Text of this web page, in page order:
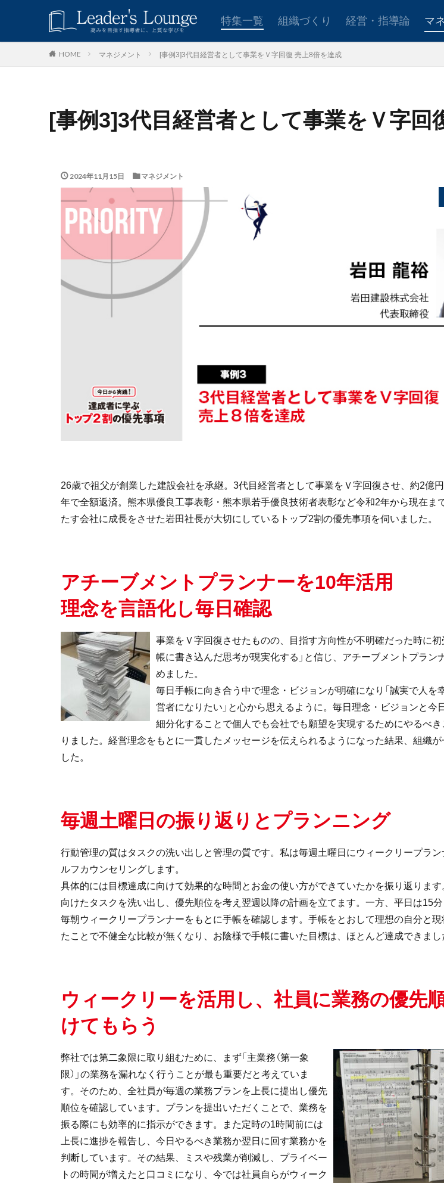
特集一覧 組織づくり 経営・指導論 マ
HOME マネジメント [事例3]3代目経営者として事業をＶ字回復 売上8倍を達成
[事例3]3代目経営者として事業をＶ字回
2024年11月15日 マネジメント
26歳で祖父が創業した建設会社を承継。3代目経営者として事業をＶ字回復させ、約2億
年で全額返済。熊本県優良工事表彰・熊本県若手優良技術者表彰など令和2年から現在ま
たす会社に成長をさせた岩田社長が大切にしているトップ2割の優先事項を伺いました。
アチーブメントプランナーを10年活用
理念を言語化し毎日確認
事業をＶ字回復させたものの、目指す方向性が不明確だった時に初
帳に書き込んだ思考が現実化する」と信じ、アチーブメントプラン
めました。
毎日手帳に向き合う中で理念・ビジョンが明確になり「誠実で人を
営者になりたい」と心から思えるように。毎⽇理念・ビジョンと今
細分化することで個⼈でも会社でも願望を実現するためにやるべ
りました。経営理念をもとに⼀貫したメッセージを伝えられるようになった結果、組織が
した。
毎週土曜日の振り返りとプランニング
⾏動管理の質はタスクの洗い出しと管理の質です。私は毎週⼟曜⽇にウィークリープラ
ルフカウンセリングします。
具体的には⽬標達成に向けて効果的な時間とお⾦の使い⽅ができていたかを振り返りま
向けたタスクを洗い出し、優先順位を考え翌週以降の計画を⽴てます。一方、平日は15
毎朝ウィークリープランナーをもとに手帳を確認します。手帳をとおして理想の自分と
たことで不健全な比較が無くなり、お陰様で手帳に書いた目標は、ほとんど達成できまし
ウィークリーを活用し、社員に業務の優先
けてもらう
弊社では第⼆象限に取り組むために、まず「主業務（第⼀象
限）」の業務を漏れなく⾏うことが最も重要だと考えていま
す。そのため、全社員が毎週の業務プランを上⻑に提出し優先
順位を確認しています。プランを提出いただくことで、業務を
振る際にも効率的に指⽰ができます。また定時の1時間前には
上⻑に進捗を報告し、今日やるべき業務か翌日に回す業務かを
判断しています。その結果、ミスや残業が削減し、プライベー
トの時間が増えたと口コミになり、今では社員⾃らがウィーク
青木仁志 モチベーションアップ 後継者育成